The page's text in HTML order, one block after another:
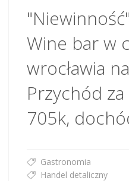
Wine bar w
wrocławia
Przychód
705k,
Gastronomia
Handel detaliczny